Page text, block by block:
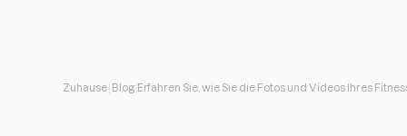
Zuhause Blog